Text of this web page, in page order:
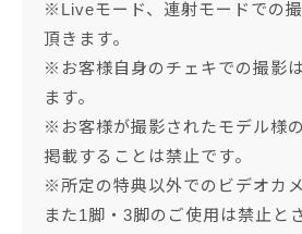
※Liveモード、連射モードでの
頂きます。
※お客様自身のチェキでの撮影
ます。
※お客様が撮影されたモデル様
掲載することは禁止です。
※所定の特典以外でのビデオカ
また1脚・3脚のご使用は禁止と